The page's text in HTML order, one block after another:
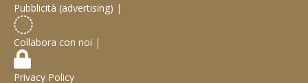
Pubblicità (advertising) |
Collabora con noi |
Privacy Policy